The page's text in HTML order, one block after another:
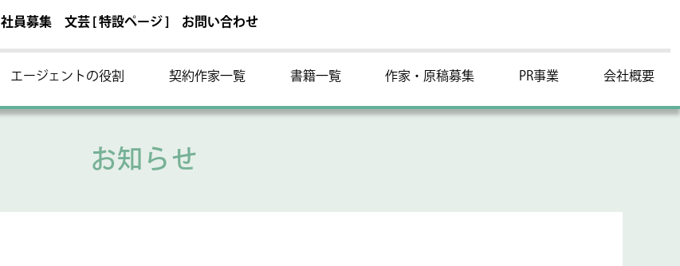
社員募集 文芸 [ 特設ページ ] お問い合わせ
エージェントの役割 契約作家一覧 書籍一覧 作家・原稿募集 PR事業 会社概要
お知らせ